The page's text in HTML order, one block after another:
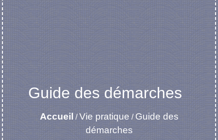
Guide des démarches
Accueil /Vie pratique / Guide des
démarches